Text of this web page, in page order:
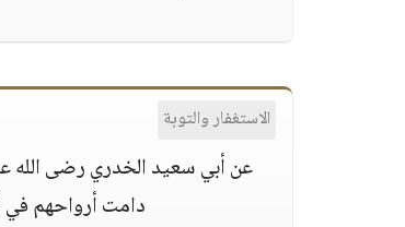
الاستغفار والتوبة
عن أبي سعيد الخدري رضى الله
دامت أرواحهم في